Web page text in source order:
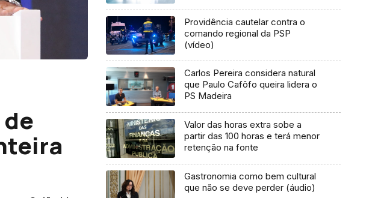
Providência cautelar contra o
comando regional da PSP
(vídeo)
Carlos Pereira considera natural
que Paulo Cafôfo queira lidera o
PS Madeira
Valor das horas extra sobe a
partir das 100 horas e terá menor
retenção na fonte
Gastronomia como bem cultural
que não se deve perder (áudio)